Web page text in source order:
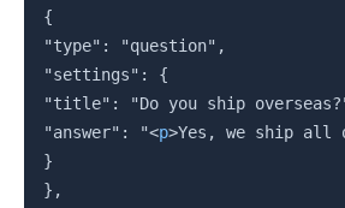
{
"type": "question",
"settings": {
"title": "Do you ship
"answer": "<p>Yes, we ship all
}
},